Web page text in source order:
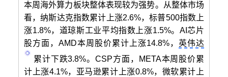
本周海外算力板块整体表现较为强势。从整体市场
看，纳斯达克指数累计上涨2.6%，标普500指数上
涨1.8%，道琼斯工业平均指数上涨1.5%。AI芯片
股方面，AMD本周股价累计上涨14.8%， 英伟达
累计下跌3.8%。CSP方面，META本周股价累
计上涨4.1%，亚马逊累计上涨0.8%，微软累计上